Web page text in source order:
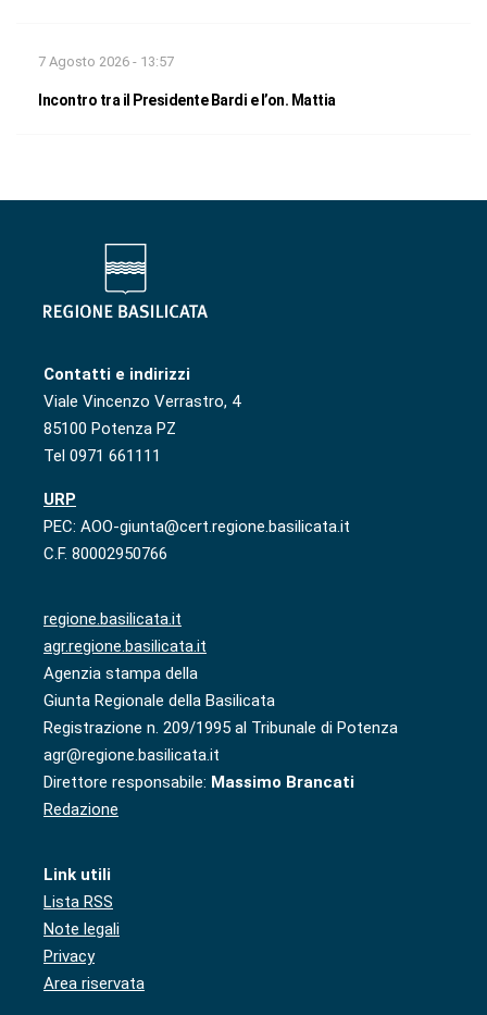
7 Agosto 2026 - 13:57
Incontro tra il Presidente Bardi e l’on. Mattia
Contatti e indirizzi
Viale Vincenzo Verrastro, 4
85100 Potenza PZ
Tel 0971 661111
URP
PEC: AOO-giunta@cert.regione.basilicata.it
C.F. 80002950766
regione.basilicata.it
agr.regione.basilicata.it
Agenzia stampa della
Giunta Regionale della Basilicata
Registrazione n. 209/1995 al Tribunale di Potenza
agr@regione.basilicata.it
Direttore responsabile: Massimo Brancati
Redazione
Link utili
Lista RSS
Note legali
Privacy
Area riservata